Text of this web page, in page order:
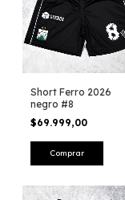
Short Ferro 2026
negro #8
$69.999,00
Comprar